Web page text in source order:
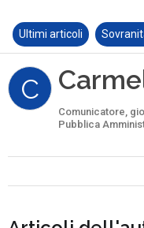
Ultimi articoli
C
Comunicatore,
Pubblica